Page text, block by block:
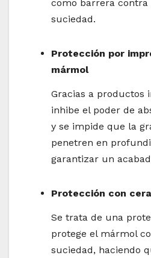
como barrera contra
suciedad.
Protección por
mármol
Gracias a productos
inhibe el poder de
y se impide que la
penetren en
garantizar un
Protección con
Se trata de una
protege el mármol
suciedad, haciendo